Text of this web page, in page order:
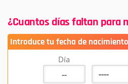
¿Cuantos días faltan para
Introduce tu fecha de
Día